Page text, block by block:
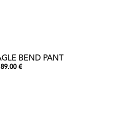
BEND PANT
89.00 €